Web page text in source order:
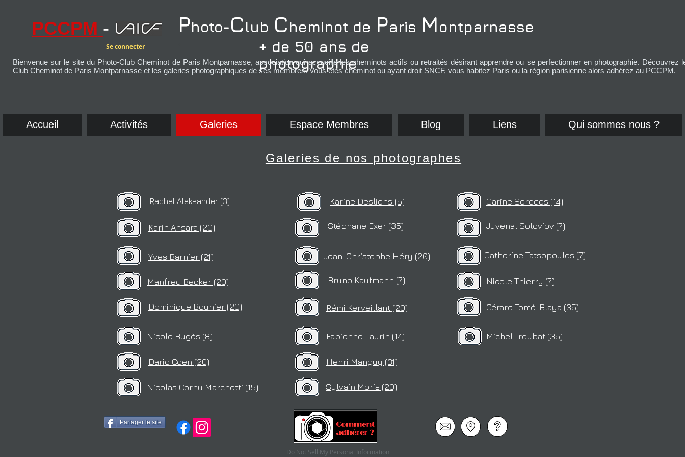
PCCPM -
Se connecter
+ de 50 ans de
photographie
Photo-Club Cheminot de Paris Montparnasse
Bienvenue sur le site du Photo-Club Cheminot de Paris Montparnasse, association quiaccueille les cheminots actifs ou retraités désirant apprendre ou se perfectionner en photographie. Découvrez
Club Cheminot de Paris Montparnasse et les galeries photographiques de ses membres. Vous êtes cheminot ou ayant droit SNCF, vous habitez Paris ou la région parisienne alors adhérez au PCCPM.
Accueil Activités Galeries Espace Membres Blog Liens Qui sommes nous ?
Galeries de nos photographes
Rachel Aleksander (3)
Karin Ansara (20)
Yves Barnier (21)
Manfred Becker (20)
Dominique Bouhier (20)
Nicole Bugès (8)
Dario Coen (20)
Nicolas Cornu Marchetti (15)
Karine Desliens (5)
Stéphane Exer (35)
Jean-Christophe Héry (20)
Bruno Kaufmann (7)
Rémi Kerveillant (20)
Fabienne Laurin (14)
Henri Manguy (31)
Sylvain Moris (20)
Carine Serodes (14)
Juvenal Soloviov (7)
Catherine Tatsopoulos (7)
Nicole Thierry (7)
Gérard Tomé-Blaya (35)
Michel Troubat (35)
Partager le site
Do Not Sell My Personal Information